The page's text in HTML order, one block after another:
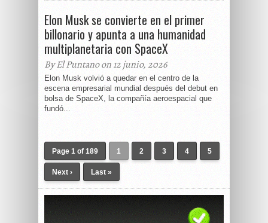
Elon Musk se convierte en el primer
billonario y apunta a una humanidad
multiplanetaria con SpaceX
By El Puntano on 12 junio, 2026
Elon Musk volvió a quedar en el centro de la
escena empresarial mundial después del debut en
bolsa de SpaceX, la compañía aeroespacial que
fundó...
Page 1 of 189 1 2 3 4 5
Next › Last »